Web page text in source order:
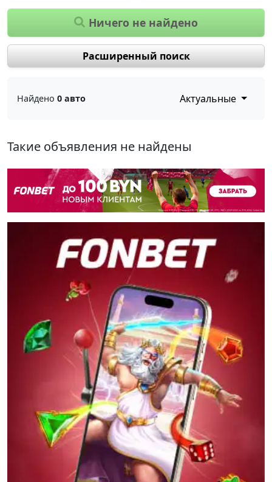
Ничего не найдено
Расширенный поиск
Найдено 0 авто Актуальные
Такие объявления не найдены